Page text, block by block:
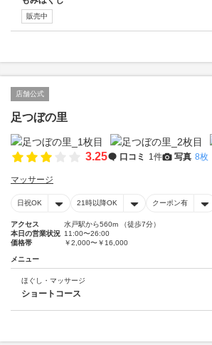
販売中
店舗公式
足つぼの里
3.25 口コミ 1件 写真 8枚
マッサージ
日祝OK 21時以降OK クーポン有
アクセス
水戸駅から560m （徒歩7分）
本日の営業状況 11:00〜26:00
価格帯
￥2,000〜￥16,000
メニュー
ほぐし・マッサージ
ショートコース